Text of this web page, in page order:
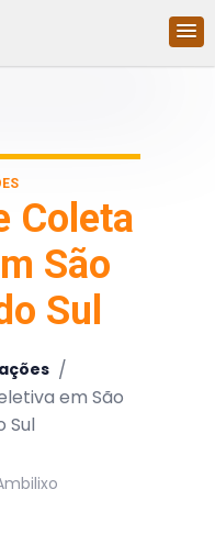
Coleta
São
Sul
/
em São
Sul